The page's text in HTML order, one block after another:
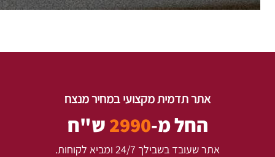
אתר תדמית מקצועי במחיר מנצח
החל מ-2990ש"ח
אתר שעובד בשבילך 24/7 ומביא לקוחות.